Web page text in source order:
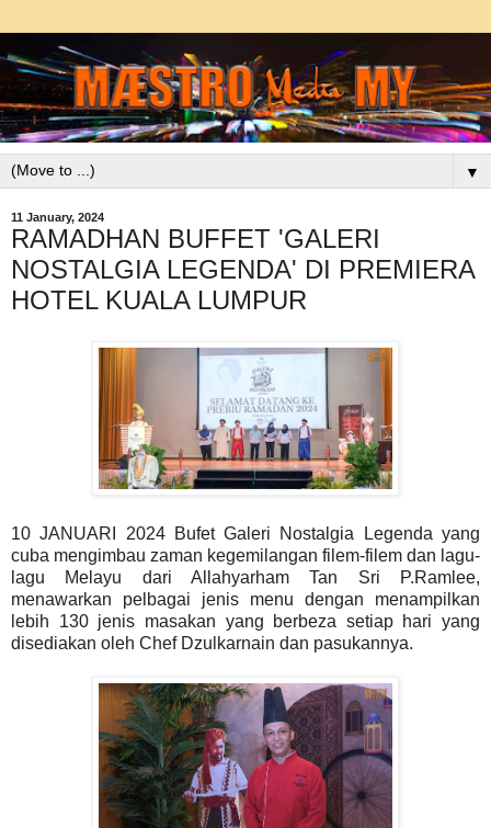
▼
11 January, 2024
RAMADHAN BUFFET 'GALERI
NOSTALGIA LEGENDA' DI PREMIERA
HOTEL KUALA LUMPUR
10 JANUARI 2024 Bufet Galeri Nostalgia Legenda yang
cuba mengimbau zaman kegemilangan filem-filem dan lagu-
lagu Melayu dari Allahyarham Tan Sri P.Ramlee,
menawarkan pelbagai jenis menu dengan menampilkan
lebih 130 jenis masakan yang berbeza setiap hari yang
disediakan oleh Chef Dzulkarnain dan pasukannya.